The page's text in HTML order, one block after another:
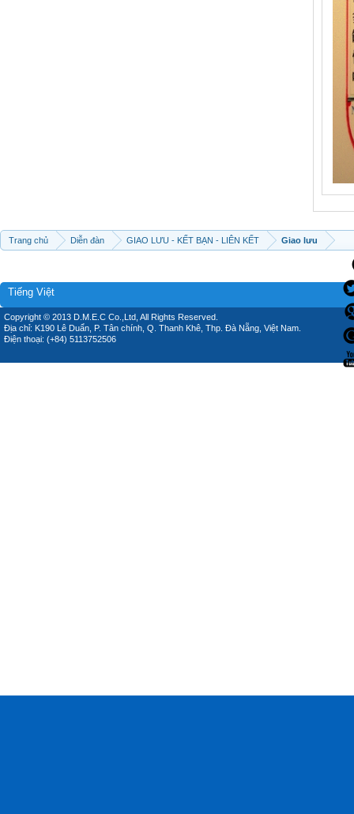
Trang chủ Diễn đàn GIAO LƯU - KẾT BẠN - LIÊN KẾT Giao lưu
Tiếng Việt
Copyright © 2013 D.M.E.C Co.,Ltd, All Rights Reserved.
Địa chỉ: K190 Lê Duẩn, P. Tân chính, Q. Thanh Khê, Thp. Đà Nẵng, Việt Nam.
Điện thoại: (+84) 5113752506